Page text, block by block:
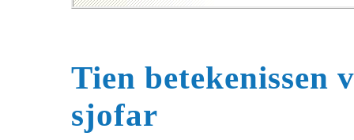
Tien betekenissen
sjofar